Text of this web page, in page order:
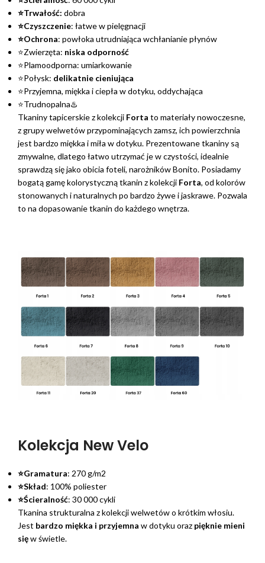
⭐Trwałość: dobra
⭐Czyszczenie: łatwe w pielęgnacji
⭐Ochrona: powłoka utrudniająca wchłanianie płynów
⭐Zwierzęta: niska odporność
⭐Plamoodporna: umiarkowanie
⭐Połysk: delikatnie cieniująca
⭐Przyjemna, miękka i ciepła w dotyku, oddychająca
⭐Trudnopalna♨️
Tkaniny tapicerskie z kolekcji Forta to materiały nowoczesne,
z grupy welwetów przypominających zamsz, ich powierzchnia
jest bardzo miękka i miła w dotyku. Prezentowane tkaniny są
zmywalne, dlatego łatwo utrzymać je w czystości, idealnie
sprawdzą się jako obicia foteli, narożników Bonito. Posiadamy
bogatą gamę kolorystyczną tkanin z kolekcji Forta, od kolorów
stonowanych i naturalnych po bardzo żywe i jaskrawe. Pozwala
to na dopasowanie tkanin do każdego wnętrza.
Kolekcja New Velo
⭐Gramatura: 270 g/m2
⭐Skład: 100% poliester
⭐Ścieralność: 30 000 cykli
Tkanina strukturalna z kolekcji welwetów o krótkim włosiu.
Jest bardzo miękka i przyjemna w dotyku oraz pięknie mieni
sięw świetle.